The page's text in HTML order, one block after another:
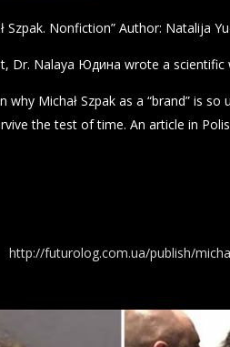
Szpak. Nonfiction” Author: Natalija
Dr. Nalaya Юдина wrote a scientific
Michał Szpak as a “brand” is
the test of time. An article in
http://futurolog.com.ua/publish/